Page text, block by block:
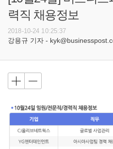
력직 채용정보
2018-10-24 10:25:37
강용규 기자 -